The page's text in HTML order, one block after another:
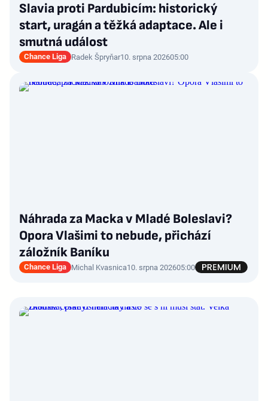
Slavia proti Pardubicím: historický
start, uragán a těžká adaptace. Ale i
smutná událost
Chance Liga Radek Špryňar10. srpna 202605:00
Náhrada za Macka v Mladé Boleslavi?
Opora Vlašimi to nebude, přichází
záložník Baníku
Chance Liga Michal Kvasnica10. srpna 202605:00